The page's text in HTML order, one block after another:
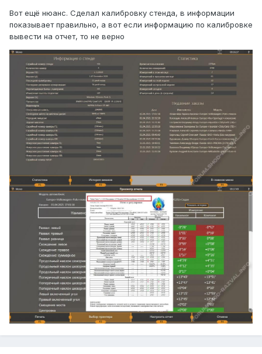
Вот ещё нюанс. Сделал калибровку стенда, в информации
показывает правильно, а вот если информацию по калибровке
вывести на отчет, то не верно